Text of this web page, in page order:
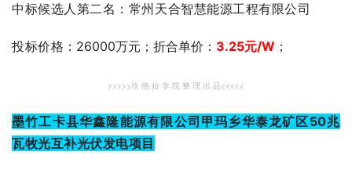
中标候选人第二名：常州天合智慧能源工程有限公司
投标价格 ：26000万元；折合单价： 3.25元/W ；
>>>>>坎 德 拉 学 院 整 理 出 品<<<<<
墨竹工卡县华鑫隆能源有限公司甲玛乡华泰龙矿区50兆
瓦牧光互补光伏发电项目